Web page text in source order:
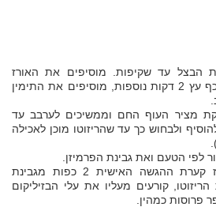
הבצל עד שקיפות. מוסיפים את האורז
ומטגנים תוך כדי בחישה בכף עץ 2 דקות נוספות, מוסיפים את התימין
מציר העוף החם וממשיכים לערבב עד
ולבחוש כך עד שהריזוטו מוכן לאכילה
4. בהגשה, מניחים במרכז קערת ההגשה האישית 2 כפות מגבינת
קורעים מעליו את עלי הבזיליקום
פרוסות כמהין.